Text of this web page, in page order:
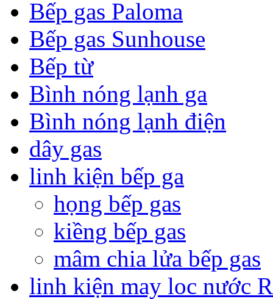
Bếp gas Paloma
Bếp gas Sunhouse
Bếp từ
Bình nóng lạnh ga
Bình nóng lạnh điện
dây gas
linh kiện bếp ga
họng bếp gas
kiềng bếp gas
mâm chia lửa bếp gas
linh kiện may loc nước